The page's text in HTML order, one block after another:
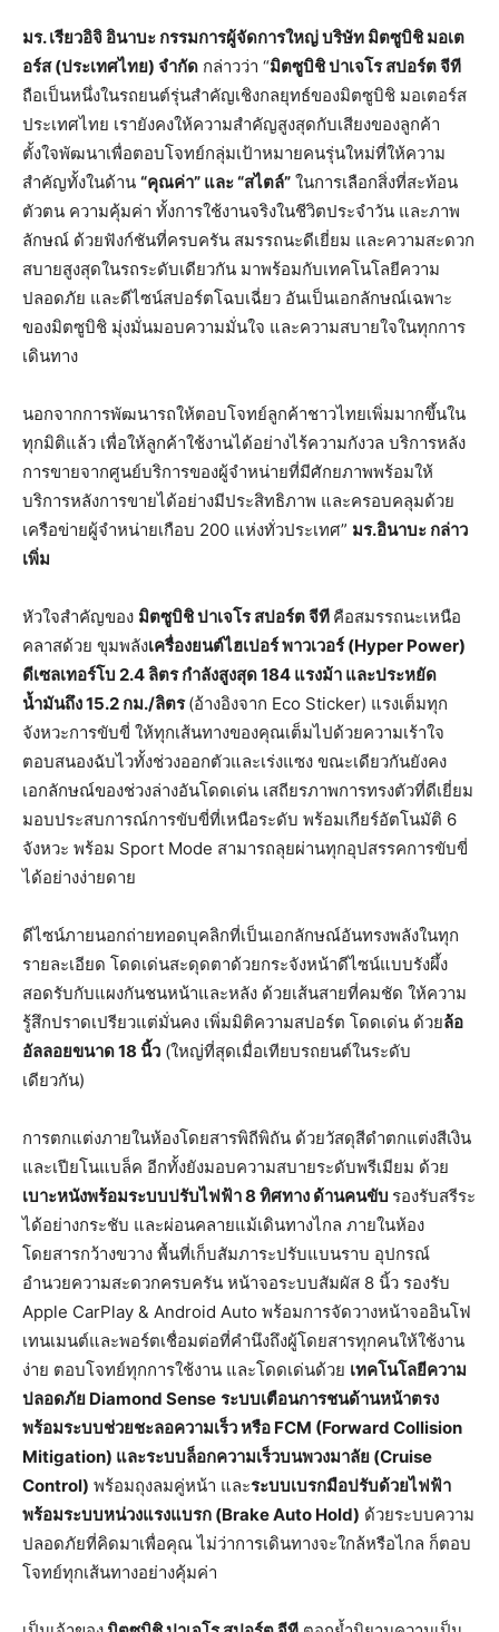
มร.เรียวอิจิอินาบะ กรรมการผู้จัดการใหญ่บริษัท มิตซูบิชิ มอเต
อร์ส(ประเทศไทย) จำกัด กล่าวว่า “มิตซูบิชิปาเจโร สปอร์ตจีที
ถือเป็นหนึ่งในรถยนต์รุ่นสำคัญเชิงกลยุทธ์ของมิตซูบิชิ มอเตอร์ส
ประเทศไทย เรายังคงให้ความสำคัญสูงสุดกับเสียงของลูกค้า
ตั้งใจพัฒนาเพื่อตอบโจทย์กลุ่มเป้าหมายคนรุ่นใหม่ที่ให้ความ
สำคัญทั้งในด้าน “คุณค่า” และ“สไตล์” ในการเลือกสิ่งที่สะท้อน
ตัวตน ความคุ้มค่า ทั้งการใช้งานจริงในชีวิตประจำวัน และภาพ
ลักษณ์ ด้วยฟังก์ชันที่ครบครัน สมรรถนะดีเยี่ยม และความสะดวก
สบายสูงสุดในรถระดับเดียวกัน มาพร้อมกับเทคโนโลยีความ
ปลอดภัย และดีไซน์สปอร์ตโฉบเฉี่ยว อันเป็นเอกลักษณ์เฉพาะ
ของมิตซูบิชิ มุ่งมั่นมอบความมั่นใจ และความสบายใจในทุกการ
เดินทาง
นอกจากการพัฒนารถให้ตอบโจทย์ลูกค้าชาวไทยเพิ่มมากขึ้นใน
ทุกมิติแล้ว เพื่อให้ลูกค้าใช้งานได้อย่างไร้ความกังวล บริการหลัง
การขายจากศูนย์บริการของผู้จำหน่ายที่มีศักยภาพพร้อมให้
บริการหลังการขายได้อย่างมีประสิทธิภาพ และครอบคลุมด้วย
เครือข่ายผู้จำหน่ายเกือบ 200 แห่งทั่วประเทศ” มร.อินาบะ กล่าว
เพิ่ม
หัวใจสำคัญของ มิตซูบิชิปาเจโร สปอร์ตจีที คือสมรรถนะเหนือ
คลาสด้วย ขุมพลังเครื่องยนต์ไฮเปอร์พาวเวอร์(Hyper Power)
ดีเซลเทอร์โบ 2.4ลิตร กำลังสูงสุด184 แรงม้า และประหยัด
น้ำมันถึง15.2 กม./ลิตร (อ้างอิงจาก Eco Sticker) แรงเต็มทุก
จังหวะการขับขี่ ให้ทุกเส้นทางของคุณเต็มไปด้วยความเร้าใจ
ตอบสนองฉับไวทั้งช่วงออกตัวและเร่งแซง ขณะเดียวกันยังคง
เอกลักษณ์ของช่วงล่างอันโดดเด่น เสถียรภาพการทรงตัวที่ดีเยี่ยม
มอบประสบการณ์การขับขี่ที่เหนือระดับ พร้อมเกียร์อัตโนมัติ 6
จังหวะ พร้อม Sport Mode สามารถลุยผ่านทุกอุปสรรคการขับขี่
ได้อย่างง่ายดาย
ดีไซน์ภายนอกถ่ายทอดบุคลิกที่เป็นเอกลักษณ์อันทรงพลังในทุก
รายละเอียด โดดเด่นสะดุดตาด้วยกระจังหน้าดีไซน์แบบรังผึ้ง
สอดรับกับแผงกันชนหน้าและหลัง ด้วยเส้นสายที่คมชัด ให้ความ
รู้สึกปราดเปรียวแต่มั่นคง เพิ่มมิติความสปอร์ต โดดเด่น ด้วยล้อ
อัลลอยขนาด18 นิ้ว (ใหญ่ที่สุดเมื่อเทียบรถยนต์ในระดับ
เดียวกัน)
การตกแต่งภายในห้องโดยสารพิถีพิถัน ด้วยวัสดุสีดำตกแต่งสีเงิน
และเปียโนแบล็ค อีกทั้งยังมอบความสบายระดับพรีเมียม ด้วย
เบาะหนังพร้อมระบบปรับไฟฟ้า8 ทิศทาง ด้านคนขับ รองรับสรีระ
ได้อย่างกระชับ และผ่อนคลายแม้เดินทางไกล ภายในห้อง
โดยสารกว้างขวาง พื้นที่เก็บสัมภาระปรับแบนราบ อุปกรณ์
อำนวยความสะดวกครบครัน หน้าจอระบบสัมผัส 8 นิ้ว รองรับ
Apple CarPlay & Android Auto พร้อมการจัดวางหน้าจออินโฟ
เทนเมนต์และพอร์ตเชื่อมต่อที่คำนึงถึงผู้โดยสารทุกคนให้ใช้งาน
ง่าย ตอบโจทย์ทุกการใช้งาน และโดดเด่นด้วย เทคโนโลยีความ
ปลอดภัย Diamond Sense ระบบเตือนการชนด้านหน้าตรง
พร้อมระบบช่วยชะลอความเร็วหรือ FCM (Forward Collision
Mitigation) และระบบล็อกความเร็วบนพวงมาลัย (Cruise
Control) พร้อมถุงลมคู่หน้า และระบบเบรกมือปรับด้วยไฟฟ้า
พร้อมระบบหน่วงแรงแบรก (Brake Auto Hold) ด้วยระบบความ
ปลอดภัยที่คิดมาเพื่อคุณ ไม่ว่าการเดินทางจะใกล้หรือไกล ก็ตอบ
โจทย์ทุกเส้นทางอย่างคุ้มค่า